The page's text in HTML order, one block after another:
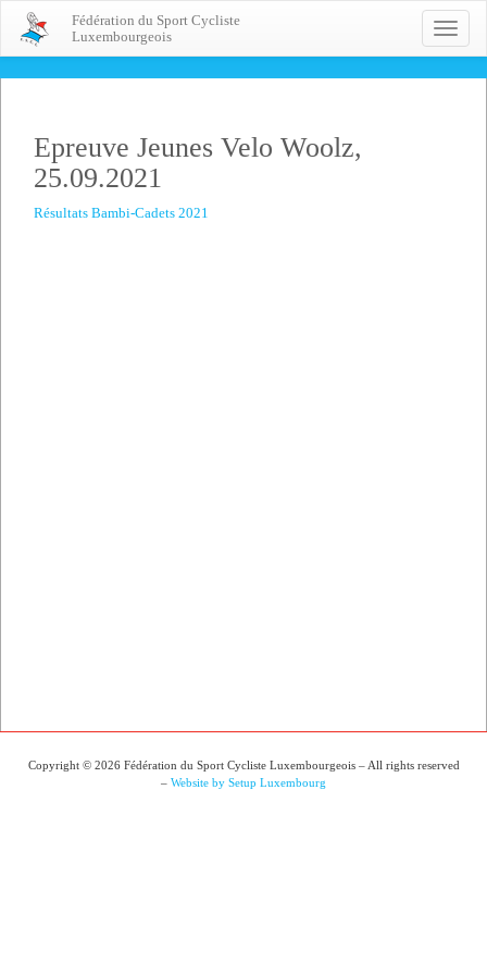
Toggle
Fédération du Sport Cycliste
Luxembourgeois
Epreuve Jeunes Velo Woolz,
25.09.2021
Résultats Bambi-Cadets 2021
Copyright © 2026 Fédération du Sport Cycliste Luxembourgeois – All rights reserved
– Website by Setup Luxembourg